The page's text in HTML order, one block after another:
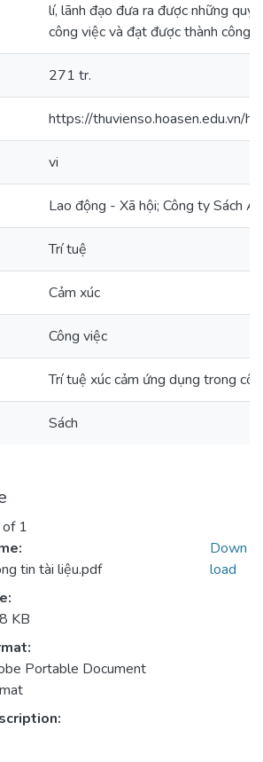
lí, lãnh đạo đưa ra được những
công việc và đạt được thành công
271 tr.
https://thuvienso.hoasen.edu.vn/
vi
Lao động - Xã hội; Công ty Sách
Trí tuệ
Cảm xúc
Công việc
Trí tuệ xúc cảm ứng dụng trong
Sách
1
tin tài liệu.pdf
KB
Portable Document
Down
load